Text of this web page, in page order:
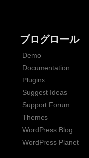
ブログロール
Demo
Documentation
Plugins
Suggest Ideas
Support Forum
Themes
WordPress Blog
WordPress Planet